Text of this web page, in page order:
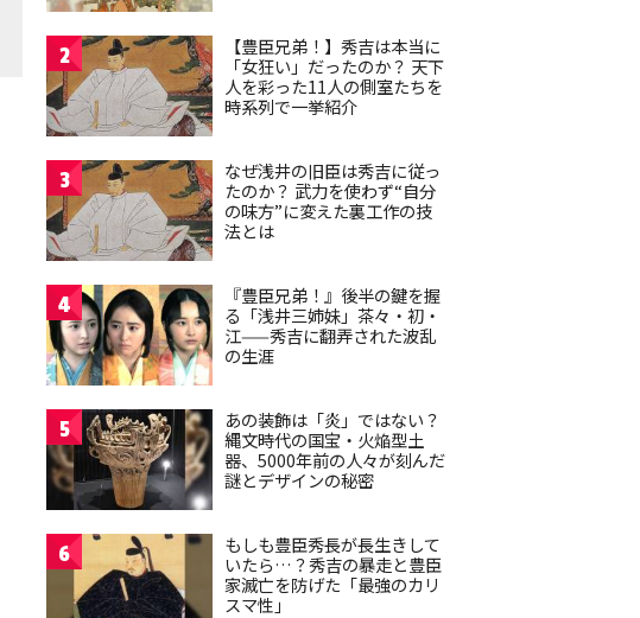
2
【豊臣兄弟！】秀吉は本当に
「女狂い」だったのか？ 天下
人を彩った11人の側室たちを
時系列で一挙紹介
3
なぜ浅井の旧臣は秀吉に従っ
たのか？ 武力を使わず“自分
の味方”に変えた裏工作の技
法とは
4
『豊臣兄弟！』後半の鍵を握
る「浅井三姉妹」茶々・初・
江——秀吉に翻弄された波乱
の生涯
5
あの装飾は「炎」ではない？
縄文時代の国宝・火焔型土
器、5000年前の人々が刻んだ
謎とデザインの秘密
6
もしも豊臣秀長が長生きして
いたら…？秀吉の暴走と豊臣
家滅亡を防げた「最強のカリ
スマ性」